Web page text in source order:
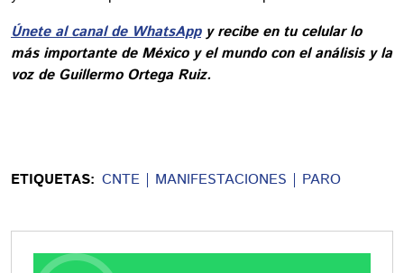
Únete al canal de WhatsAppy recibe en tu celular lo
más importante de México y el mundo con el análisis y la
voz de Guillermo Ortega Ruiz.
ETIQUETAS: CNTE MANIFESTACIONES PARO